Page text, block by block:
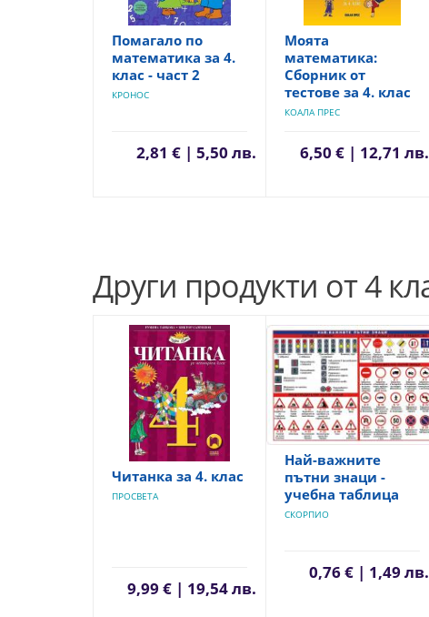
Помагало по
математика за 4.
клас - част 2
КРОНОС
2,81 € | 5,50 лв.
Моята
математика:
Сборник от
тестове за 4. клас
КОАЛА ПРЕС
6,50 € | 12,71 лв.
Други продукти от 4
Читанка за 4. клас
ПРОСВЕТА
9,99 € | 19,54 лв.
Най-важните
пътни знаци -
учебна таблица
СКОРПИО
0,76 € | 1,49 лв.